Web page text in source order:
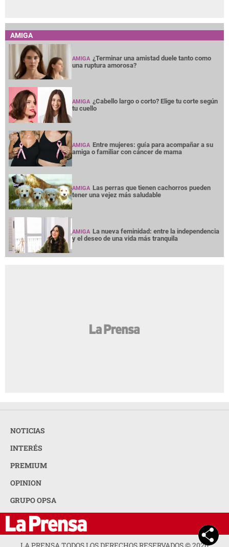
AMIGA
AMIGA ¿Terminar una amistad duele tanto como
una ruptura amorosa?
AMIGA ¿Cabello largo o corto? Elige tu corte según
tu cuello
AMIGA Entre mujeres: guía para acompañar a su
amiga o familiar con cáncer de mama
AMIGA Las perras que tienen cachorros pueden
tener una vejez más saludable
AMIGA La nueva feminidad: entre la independencia
y el deseo de una vida más tranquila
NOTICIAS
INTERÉS
PREMIUM
OPINION
GRUPO OPSA